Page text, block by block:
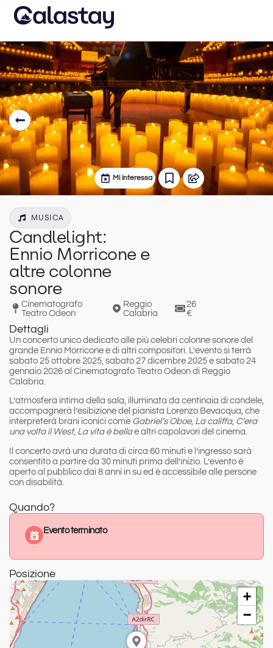
Mi interessa
MUSICA
Candlelight:
Ennio Morricone e
altre colonne
sonore
Cinematografo
Teatro Odeon
Reggio
Calabria
26
€
Dettagli
Un concerto unico dedicato alle più celebri colonne sonore del
grande Ennio Morricone e di altri compositori. L’evento si terrà
sabato 25 ottobre 2025 , sabato 27 dicembre 2025 e sabato 24
gennaio 2026 al Cinematografo Teatro Odeon di Reggio
Calabria
L’atmosfera intima della sala, illuminata da centinaia di candele,
accompagnerà l’esibizione del pianista Lorenzo Bevacqua, che
interpreterà brani iconici come Gabriel’s Oboe, La califfa, C’era
una volta il West, La vita è bellae altri capolavori del cinema.
Il concerto avrà una durata di circa 60 minuti e l’ingresso sarà
consentito a partire da 30 minuti prima dell’inizio. L’evento è
aperto al pubblico dai 8 anni in su ed è accessibile alle persone
con disabilità.
Quando?
Evento terminato
Posizione
+
−